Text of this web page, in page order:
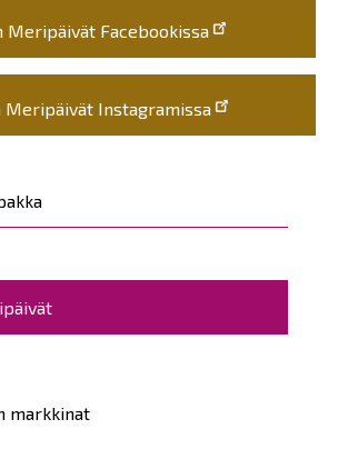
markkinat
Meripäivät Facebookissa
Meripäivät Instagramissa